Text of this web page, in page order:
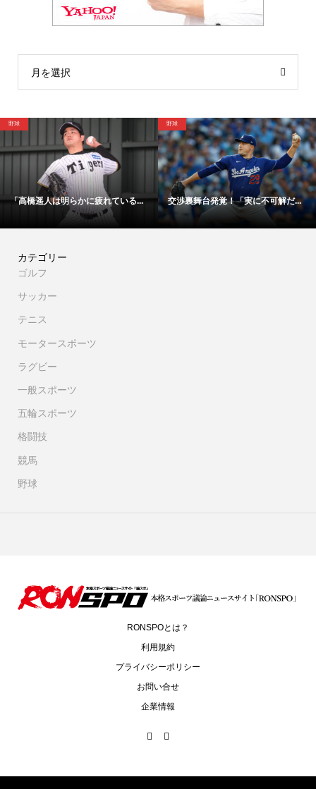
月を選択
実に不可解だ... 「48時間以内にサイン！」冨安健...
野球
【映像】大谷翔
カテゴリー
ゴルフ
サッカー
テニス
モータースポーツ
ラグビー
一般スポーツ
五輪スポーツ
格闘技
競馬
野球
RONSPOとは？
利用規約
プライバシーポリシー
お問い合せ
企業情報